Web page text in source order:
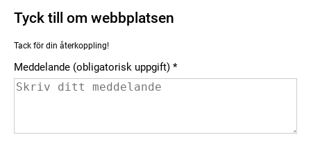
Tyck till om webbplatsen
Tack för din återkoppling!
Meddelande (obligatorisk uppgift)